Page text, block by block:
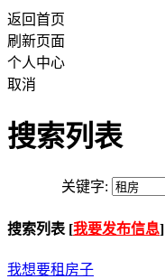
返回首页
刷新页面
个人中心
取消
搜索列表
关键字:
搜索列表 [我要发布信息]
我想要租房子